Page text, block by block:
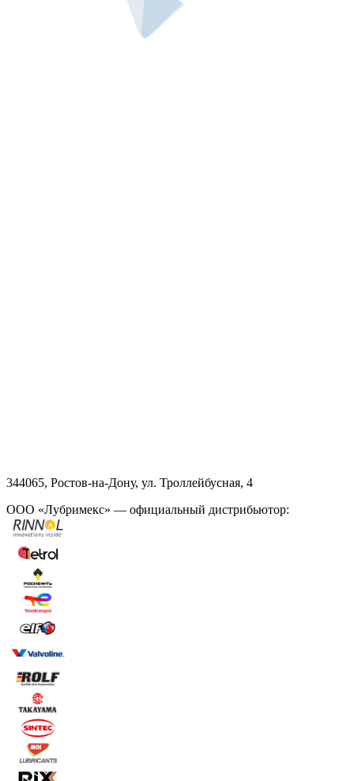
344065, Ростов-на-Дону, ул. Троллейбусная, 4
ООО «Лубримекс» — официальный дистрибьютор: